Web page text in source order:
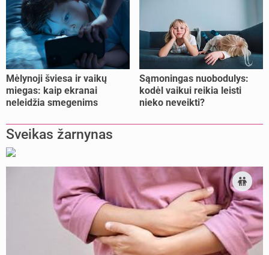
Mėlynoji šviesa ir vaikų
miegas: kaip ekranai
neleidžia smegenims
Sąmoningas nuobodulys:
kodėl vaikui reikia leisti
nieko neveikti?
Sveikas žarnynas